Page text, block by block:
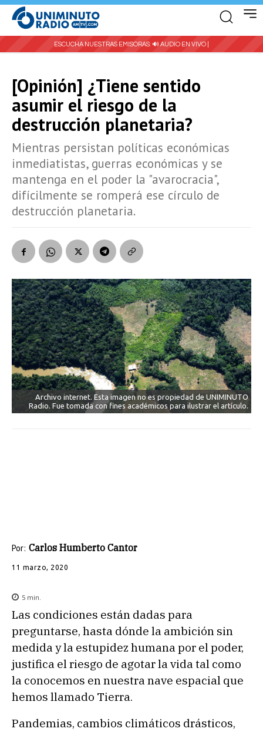
ESCUCHA NUESTRAS EMISORAS: 🔊 AUDIO EN VIVO |
[Opinión] ¿Tiene sentido
asumir el riesgo de la
destrucción planetaria?
Mientras persistan políticas económicas
inmediatistas, guerras económicas y se
mantenga en el poder la "avarocracia",
difícilmente se romperá ese círculo de
destrucción planetaria.
Archivo internet. Esta imagen no es propiedad de UNIMINUTO
Radio. Fue tomada con fines académicos para ilustrar el artículo.
Por: Carlos Humberto Cantor
11 marzo, 2020
5 min.
Las condiciones están dadas para
preguntarse, hasta dónde la ambición sin
medida y la estupidez humana por el poder,
justifica el riesgo de agotar la vida tal como
la conocemos en nuestra nave espacial que
hemos llamado Tierra.
Pandemias, cambios climáticos drásticos,